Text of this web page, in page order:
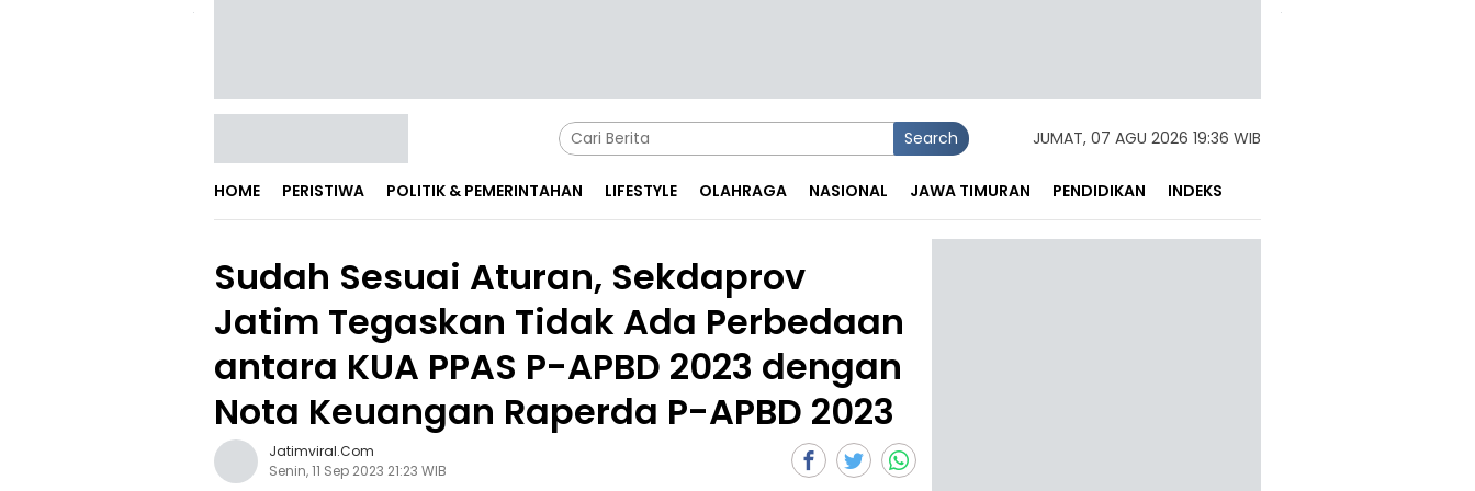
Search JUMAT, 07 AGU 2026 19:36 WIB
HOME PERISTIWA POLITIK & PEMERINTAHAN LIFESTYLE OLAHRAGA NASIONAL JAWA TIMURAN PENDIDIKAN INDEKS
Sudah Sesuai Aturan, Sekdaprov
Jatim Tegaskan Tidak Ada Perbedaan
antara KUA PPAS P-APBD 2023 dengan
Nota Keuangan Raperda P-APBD 2023
Jatimviral.com
Senin, 11 Sep 2023 21:23 WIB